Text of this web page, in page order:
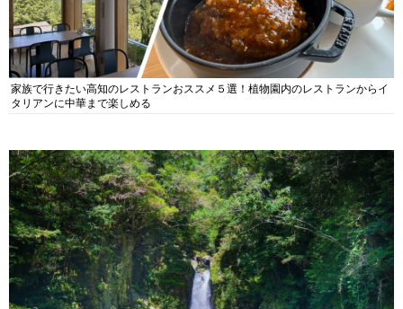
家族で行きたい高知のレストランおススメ５選！植物園内のレストランからイ
タリアンに中華まで楽しめる